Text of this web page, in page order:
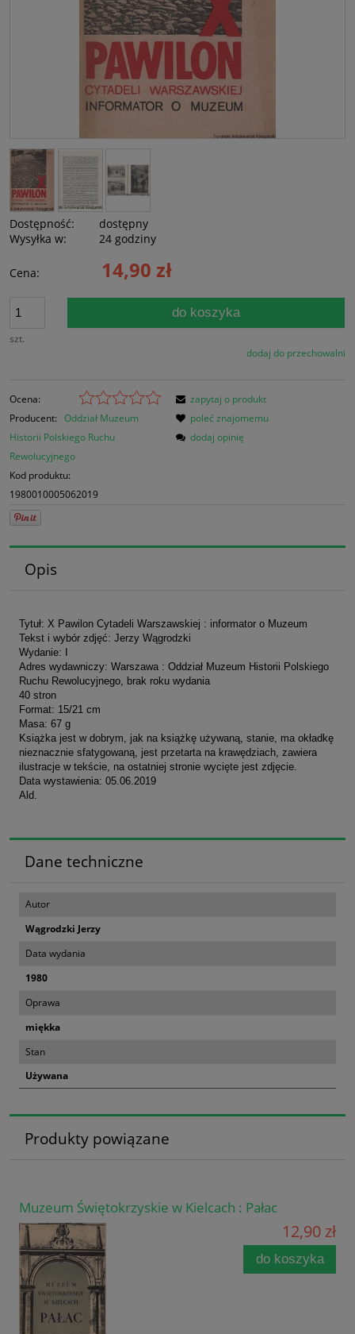
Dostępność:
dostępny
Wysyłka w:
24 godziny
Cena: 14,90 zł
szt.
do koszyka
dodaj do przechowalni
Ocena:
Producent: Oddział Muzeum
Historii Polskiego Ruchu
Rewolucyjnego
Kod produktu:
1980010005062019
zapytaj o produkt
poleć znajomemu
dodaj opinię
Opis
Tytuł: X Pawilon Cytadeli Warszawskiej : informator o Muzeum
Tekst i wybór zdjęć: Jerzy Wągrodzki
Wydanie: I
Adres wydawniczy: Warszawa : Oddział Muzeum Historii Polskiego
Ruchu Rewolucyjnego, brak roku wydania
40 stron
Format: 15/21 cm
Masa: 67 g
Książka jest w dobrym, jak na książkę używaną, stanie, ma okładkę
nieznacznie sfatygowaną, jest przetarta na krawędziach, zawiera
ilustracje w tekście, na ostatniej stronie wycięte jest zdjęcie.
Data wystawienia: 05.06.2019
Ald.
Dane techniczne
Autor
Wągrodzki Jerzy
Data wydania
1980
Oprawa
miękka
Stan
Używana
Produkty powiązane
Muzeum Świętokrzyskie w Kielcach : Pałac
12,90 zł
do koszyka